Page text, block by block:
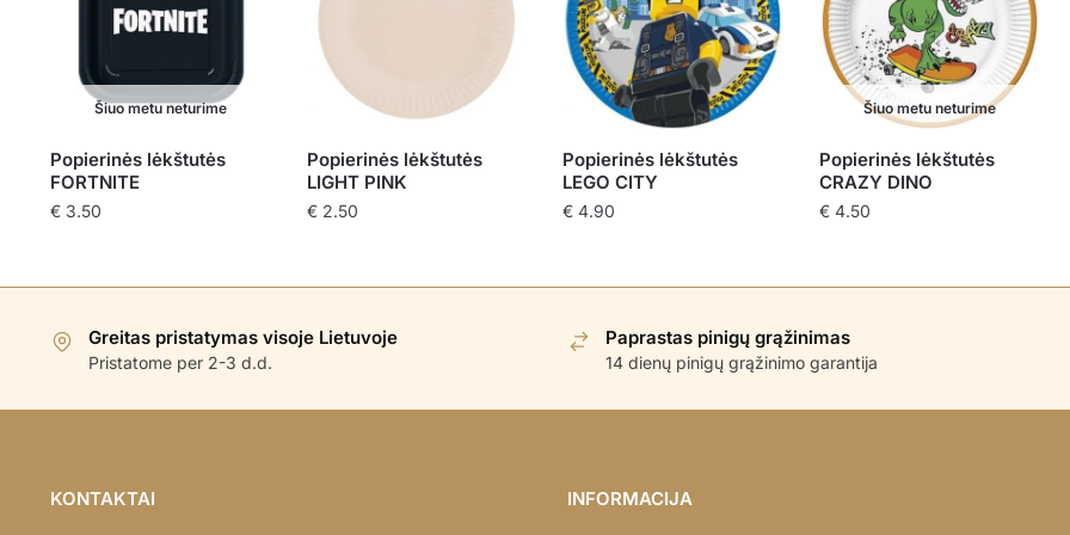
Šiuo metu neturime
Popierinės lėkštutės
FORTNITE
€3.50
Popierinės lėkštutės
LIGHT PINK
€2.50
Popierinės lėkštutės
LEGO CITY
€ 4.90
Šiuo metu neturime
Popierinės lėkštutės
CRAZY DINO
€ 4.50
Greitas pristatymas visoje Lietuvoje
Pristatome per 2-3 d.d.
Paprastas pinigų grąžinimas
14 dienų pinigų grąžinimo garantija
KONTAKTAI INFORMACIJA